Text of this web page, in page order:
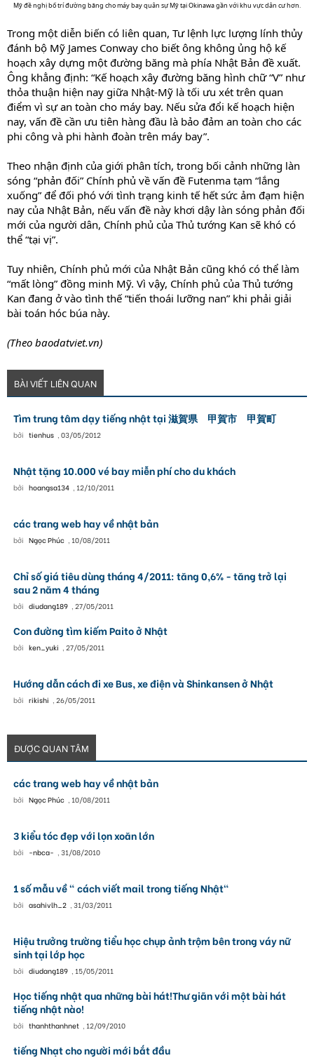
Mỹ đề nghị bố trí đường băng cho máy bay quân sự Mỹ tại Okinawa gần với khu vực dân cư hơn.
Trong một diễn biến có liên quan, Tư lệnh lực lượng lính thủy
đánh bộ Mỹ James Conway cho biết ông không ủng hộ kế
hoạch xây dựng một đường băng mà phía Nhật Bản đề xuất.
Ông khẳng định: “Kế hoạch xây đường băng hình chữ “V” như
thỏa thuận hiện nay giữa Nhật-Mỹ là tối ưu xét trên quan
điểm vì sự an toàn cho máy bay. Nếu sửa đổi kế hoạch hiện
nay, vấn đề cần ưu tiên hàng đầu là bảo đảm an toàn cho các
phi công và phi hành đoàn trên máy bay”.
Theo nhận định của giới phân tích, trong bối cảnh những làn
sóng “phản đối” Chính phủ về vấn đề Futenma tạm “lắng
xuống” để đối phó với tình trạng kinh tế hết sức ảm đạm hiện
nay của Nhật Bản, nếu vấn đề này khơi dậy làn sóng phản đối
mới của người dân, Chính phủ của Thủ tướng Kan sẽ khó có
thể “tại vị”.
Tuy nhiên, Chính phủ mới của Nhật Bản cũng khó có thể làm
“mất lòng” đồng minh Mỹ. Vì vậy, Chính phủ của Thủ tướng
Kan đang ở vào tình thế “tiến thoái lưỡng nan” khi phải giải
bài toán hóc búa này.
(Theo baodatviet.vn)
BÀI VIẾT LIÊN QUAN
Tìm trung tâm dạy tiếng nhật tại 滋賀県 甲賀市 甲賀町
bởi tienhus , 03/05/2012
Nhật tặng 10.000 vé bay miễn phí cho du khách
bởi hoangsa134 , 12/10/2011
các trang web hay về nhật bản
bởi Ngọc Phúc , 10/08/2011
Chỉ số giá tiêu dùng tháng 4/2011: tăng 0,6% - tăng trở lại
sau 2 năm 4 tháng
bởi diudang189 , 27/05/2011
Con đường tìm kiếm Paito ở Nhật
bởi ken_yuki , 27/05/2011
Hướng dẫn cách đi xe Bus, xe điện và Shinkansen ở Nhật
bởi rikishi , 26/05/2011
ĐƯỢC QUAN TÂM
các trang web hay về nhật bản
bởi Ngọc Phúc , 10/08/2011
3 kiểu tóc đẹp với lọn xoăn lớn
bởi -nbca- , 31/08/2010
1 số mẫu về " cách viết mail trong tiếng Nhật"
bởi asahivlh_2 , 31/03/2011
Hiệu trưởng trường tiểu học chụp ảnh trộm bên trong váy nữ
sinh tại lớp học
bởi diudang189 , 15/05/2011
Học tiếng nhật qua những bài hát!Thư giãn với một bài hát
tiếng nhật nào!
bởi thanhthanhnet , 12/09/2010
tiếng Nhạt cho người mới bắt đầu